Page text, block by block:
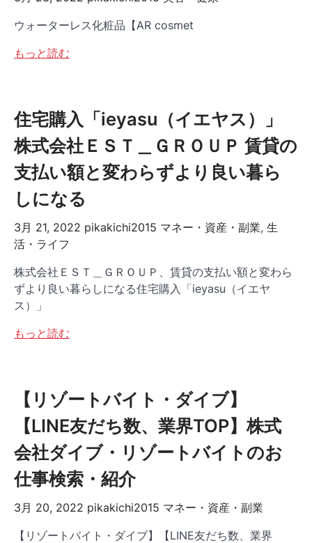
ウォーターレス化粧品【AR cosmet
もっと読む
住宅購入「ieyasu（イエヤス）」
株式会社ＥＳＴ＿ＧＲＯＵＰ 賃貸の
支払い額と変わらずより良い暮ら
しになる
3月 21, 2022 pikakichi2015 マネー・資産・副業, 生
活・ライフ
株式会社ＥＳＴ＿ＧＲＯＵＰ、賃貸の支払い額と変わら
ずより良い暮らしになる住宅購入「ieyasu（イエヤ
ス）」
もっと読む
【リゾートバイト・ダイブ】
【LINE友だち数、業界TOP】株式
会社ダイブ・リゾートバイトのお
仕事検索・紹介
3月 20, 2022 pikakichi2015 マネー・資産・副業
【リゾートバイト・ダイブ】【LINE友だち数、業界